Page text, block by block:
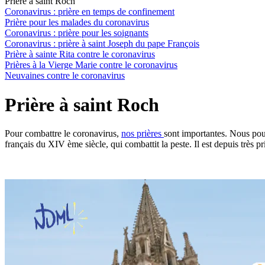
Coronavirus : prière en temps de confinement
Prière pour les malades du coronavirus
Coronavirus : prière pour les soignants
Coronavirus : prière à saint Joseph du pape François
Prière à sainte Rita contre le coronavirus
Prières à la Vierge Marie contre le coronavirus
Neuvaines contre le coronavirus
Prière à saint Roch
Pour combattre le coronavirus, nos prières sont importantes. Nous
français du XIV ème siècle, qui combattit la peste. Il est depuis très